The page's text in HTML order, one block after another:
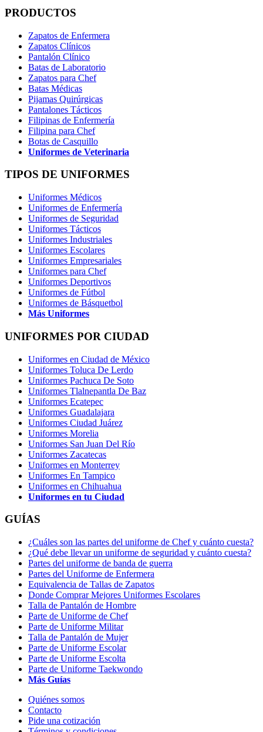
PRODUCTOS
Zapatos de Enfermera
Zapatos Clínicos
Pantalón Clínico
Batas de Laboratorio
Zapatos para Chef
Batas Médicas
Pijamas Quirúrgicas
Pantalones Tácticos
Filipinas de Enfermería
Filipina para Chef
Botas de Casquillo
Uniformes de Veterinaria
TIPOS DE UNIFORMES
Uniformes Médicos
Uniformes de Enfermería
Uniformes de Seguridad
Uniformes Tácticos
Uniformes Industriales
Uniformes Escolares
Uniformes Empresariales
Uniformes para Chef
Uniformes Deportivos
Uniformes de Fútbol
Uniformes de Básquetbol
Más Uniformes
UNIFORMES POR CIUDAD
Uniformes en Ciudad de México
Uniformes Toluca De Lerdo
Uniformes Pachuca De Soto
Uniformes Tlalnepantla De Baz
Uniformes Ecatepec
Uniformes Guadalajara
Uniformes Ciudad Juárez
Uniformes Morelia
Uniformes San Juan Del Río
Uniformes Zacatecas
Uniformes en Monterrey
Uniformes En Tampico
Uniformes en Chihuahua
Uniformes en tu Ciudad
GUÍAS
¿Cuáles son las partes del uniforme de Chef y cuánto cuesta?
¿Qué debe llevar un uniforme de seguridad y cuánto cuesta?
Partes del uniforme de banda de guerra
Partes del Uniforme de Enfermera
Equivalencia de Tallas de Zapatos
Donde Comprar Mejores Uniformes Escolares
Talla de Pantalón de Hombre
Parte de Uniforme de Chef
Parte de Uniforme Militar
Talla de Pantalón de Mujer
Parte de Uniforme Escolar
Parte de Uniforme Escolta
Parte de Uniforme Taekwondo
Más Guías
Quiénes somos
Contacto
Pide una cotización